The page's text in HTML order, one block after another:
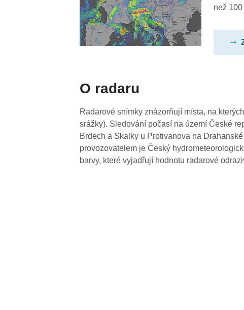
než
O radaru
Radarové snímky znázorňují místa, na
srážky). Sledování počasí na území České
Brdech a Skalky u Protivanova na
provozovatelem je Český
barvy, které vyjadřují hodnotu radarové